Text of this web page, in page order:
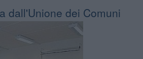
dall'Unione dei Comuni